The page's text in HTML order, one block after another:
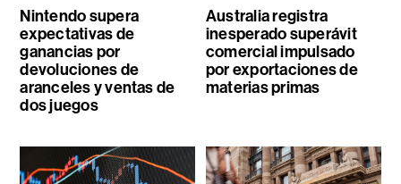
Nintendo supera
expectativas de
ganancias por
devoluciones de
aranceles y ventas de
dos juegos
Australia registra
inesperado superávit
comercial impulsado
por exportaciones de
materias primas